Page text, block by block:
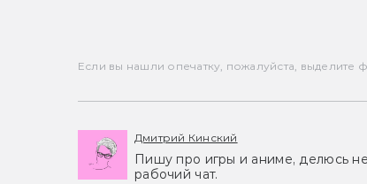
Если вы нашли опечатку, пожалуйста, выделите
Дмитрий Кинский
Пишу про игры и аниме, делюсь
рабочий чат.